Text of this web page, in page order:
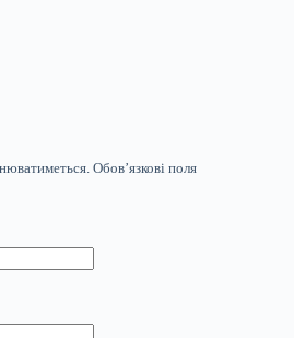
Обов’язкові поля